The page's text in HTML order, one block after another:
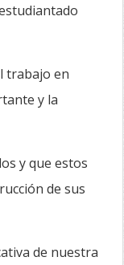
trabajo en
y la
y que estos
de sus
de nuestra